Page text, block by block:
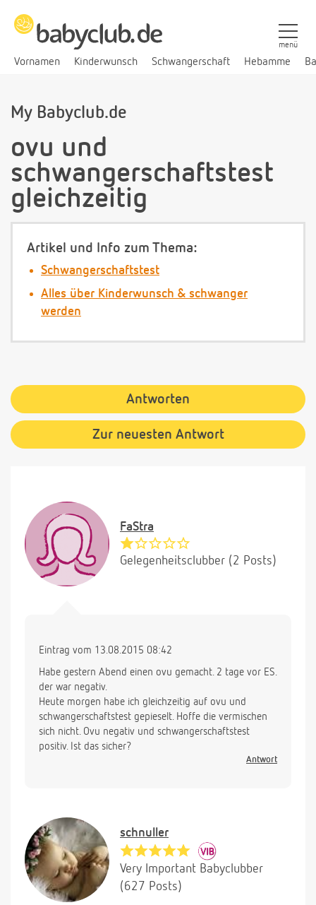
Vornamen Kinderwunsch Schwangerschaft Hebamme
menü
My Babyclub.de
ovu und
schwangerschaftstest
gleichzeitig
Artikel und Info zum Thema:
Schwangerschaftstest
Alles über Kinderwunsch & schwanger
werden
Antworten
Zur neuesten Antwort
FaStra
Gelegenheitsclubber (2 Posts)
Eintrag vom 13.08.2015 08:42
Habe gestern Abend einen ovu gemacht. 2 tage vor ES.
der war negativ.
Heute morgen habe ich gleichzeitig auf ovu und
schwangerschaftstest gepieselt. Hoffe die vermischen
sich nicht. Ovu negativ und schwangerschaftstest
positiv. Ist das sicher?
Antwort
schnuller
Very Important Babyclubber
(627 Posts)